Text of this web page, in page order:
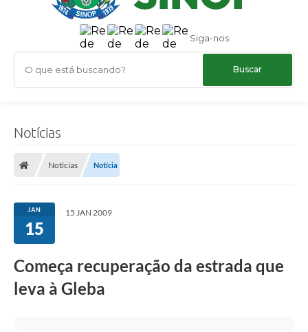
Siga-nos
O que está buscando?
Notícias
Notícias Notícia
JAN
15
15 JAN 2009
Começa recuperação da estrada que
leva à Gleba